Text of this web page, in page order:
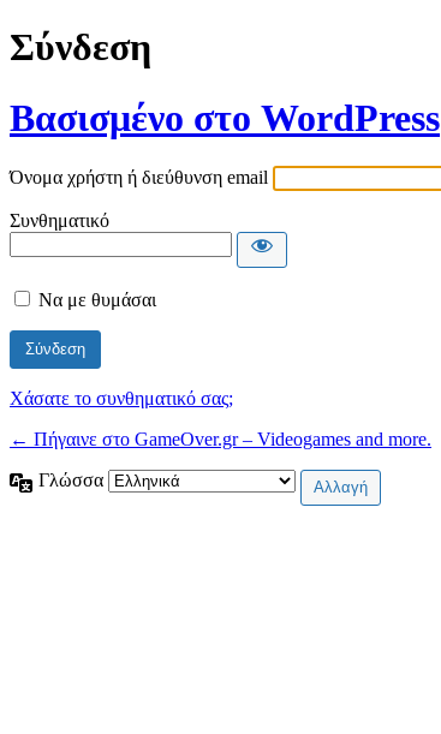
Σύνδεση
Βασισμένο στο WordPress
Όνομα χρήστη ή διεύθυνση email
Συνθηματικό
Να με θυμάσαι
Χάσατε το συνθηματικό σας;
← Πήγαινε στο GameOver.gr – Videogames and more.
Γλώσσα